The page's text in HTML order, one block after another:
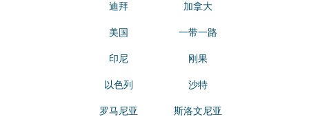
迪拜 加拿大
美国 一带一路
印尼 刚果
以色列 沙特
罗马尼亚 斯洛文尼亚